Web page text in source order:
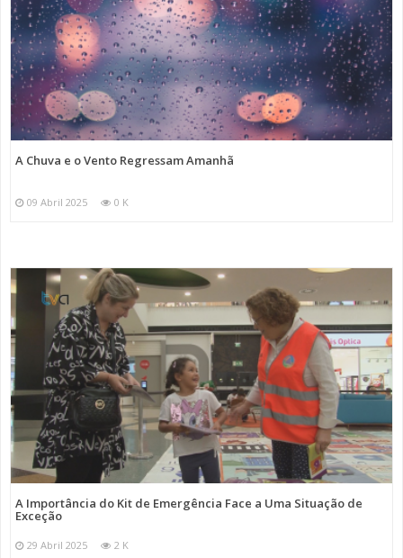
A Chuva e o Vento Regressam Amanhã
09 Abril 2025 0 K
A Importância do Kit de Emergência Face a Uma Situação de
Exceção
29 Abril 2025 2 K